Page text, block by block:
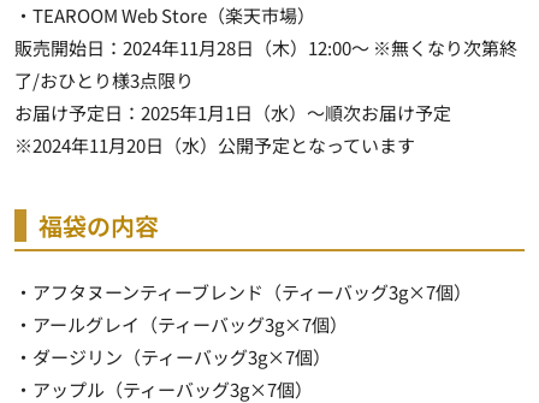
・TEAROOM Web Store（楽天市場）
販売開始日：2024年11月28日（木）12:00～ ※無くなり次第終
了/おひとり様3点限り
お届け予定日：2025年1月1日（水）～順次お届け予定
※2024年11月20日（水）公開予定となっています
福袋の内容
・アフタヌーンティーブレンド（ティーバッグ3g×7個）
・アールグレイ（ティーバッグ3g×7個）
・ダージリン（ティーバッグ3g×7個）
・アップル（ティーバッグ3g×7個）